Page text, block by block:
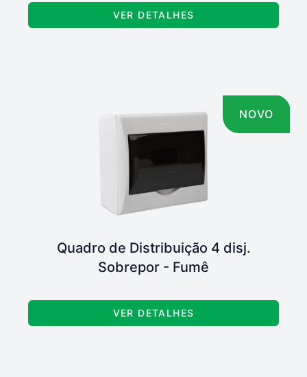
VER DETALHES
NOVO
Quadro de Distribuição 4 disj.
Sobrepor - Fumê
VER DETALHES